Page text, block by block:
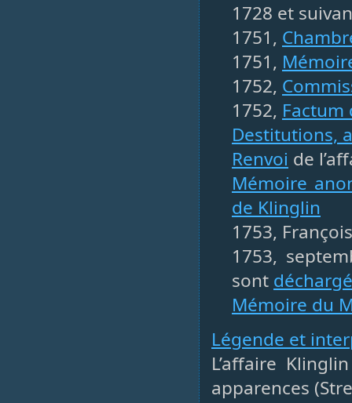
1728 et
1751,
1751,
1752,
1752, Factum
Destitutions,
Renvoi de
Mémoire
de Klinglin
1753,
1753,
sont
Mémoire du
Légende et
L’affaire
apparences